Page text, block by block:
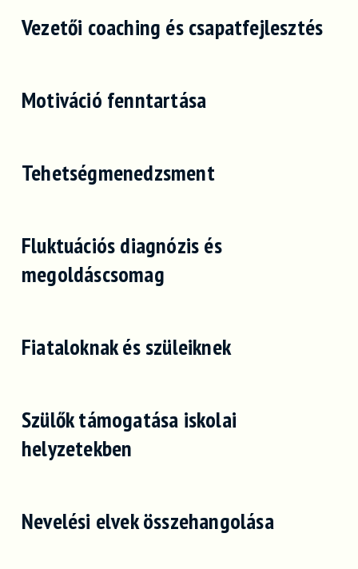
Vezetői coaching és csapatfejlesztés
Motiváció fenntartása
Tehetségmenedzsment
Fluktuációs diagnózis és
megoldáscsomag
Fiataloknak és szüleiknek
Szülők támogatása iskolai
helyzetekben
Nevelési elvek összehangolása